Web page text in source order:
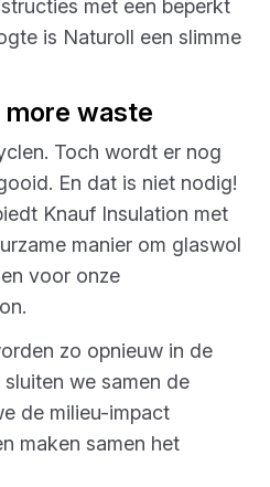
met een beperkt
is Naturoll een slimme
more waste
Toch wordt er nog
En dat is niet nodig!
Knauf Insulation met
manier om glaswol
voor onze
zo opnieuw in de
we samen de
de milieu-impact
maken samen het